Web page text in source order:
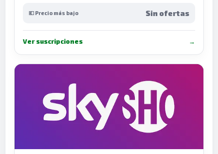
💶 Precio más bajo Sin ofertas
Ver suscripciones →